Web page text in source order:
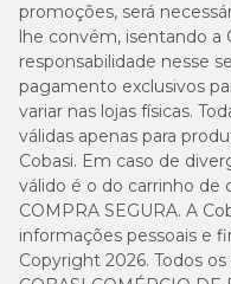
promoções, será
lhe convém, isentando a
responsabilidade nesse
pagamento exclusivos
variar nas lojas físicas.
válidas apenas para
Cobasi. Em caso de
válido é o do carrinho de
COMPRA SEGURA. A
informações pessoais e
Copyright 2026. Todos